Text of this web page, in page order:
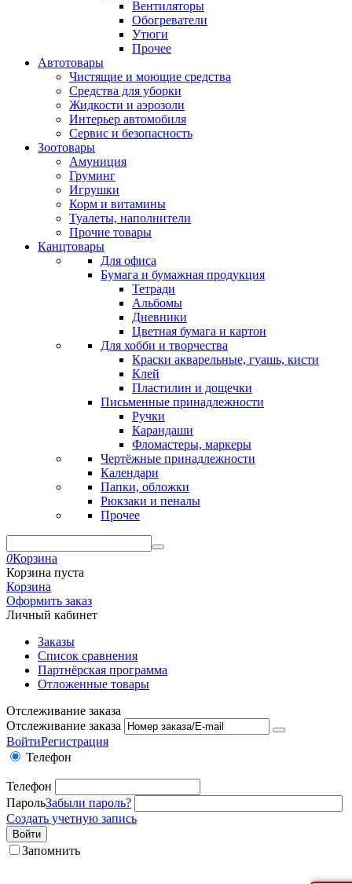
Вентиляторы
Обогреватели
Утюги
Прочее
Автотовары
Чистящие и моющие средства
Средства для уборки
Жидкости и аэрозоли
Интерьер автомобиля
Сервис и безопасность
Зоотовары
Амуниция
Груминг
Игрушки
Корм и витамины
Туалеты, наполнители
Прочие товары
Канцтовары
Для офиса
Бумага и бумажная продукция
Тетради
Альбомы
Дневники
Цветная бумага и картон
Для хобби и творчества
Краски акварельные, гуашь, кисти
Клей
Пластилин и дощечки
Письменные принадлежности
Ручки
Карандаши
Фломастеры, маркеры
Чертёжные принадлежности
Календари
Папки, обложки
Рюкзаки и пеналы
Прочее
0Корзина
Корзина пуста
Корзина
Оформить заказ
Личный кабинет
Заказы
Список сравнения
Партнёрская программа
Отложенные товары
Отслеживание заказа
Отслеживание заказа
ВойтиРегистрация
Телефон
Телефон
ПарольЗабыли пароль?
Создать учетную запись
Войти
Запомнить